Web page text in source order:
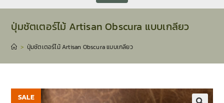
ปุ่มชัตเตอร์ไม้ Artisan Obscura แบบเกลียว
> ปุ่มชัตเตอร์ไม้ Artisan Obscura แบบเกลียว
SALE